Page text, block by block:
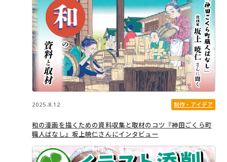
2025.8.12 制作・アイデア
和の漫画を描くための資料収集と取材のコツ『神田ごくら町
職人ばなし』坂上暁仁さんにインタビュー